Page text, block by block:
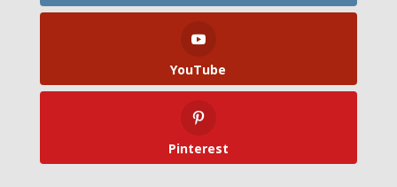
YouTube
Pinterest